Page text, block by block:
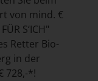
von mind. €
S‘ICH"
Retter Bio-
in der
728,-*!